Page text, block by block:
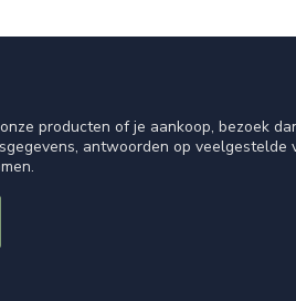
producten of je aankoop, bezoek
antwoorden op veelgestelde